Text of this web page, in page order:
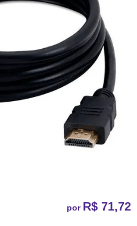
por R$ 71,72